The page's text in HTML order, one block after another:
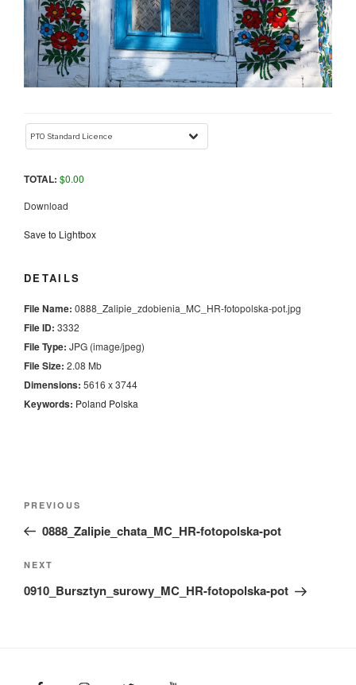
TOTAL: $0.00
Download
Save to Lightbox
DETAILS
File Name: 0888_Zalipie_zdobienia_MC_HR-fotopolska-pot.jpg
File ID: 3332
File Type: JPG (image/jpeg)
File Size: 2.08 Mb
Dimensions: 5616 x 3744
Keywords: Poland Polska
Previous
Post
PREVIOUS
0888_Zalipie_chata_MC_HR-fotopolska-pot
Next
Post
NEXT
0910_Bursztyn_surowy_MC_HR-fotopolska-pot